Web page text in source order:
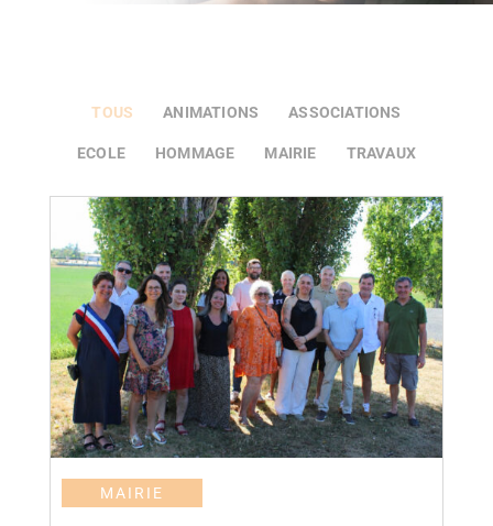
TOUS ANIMATIONS ASSOCIATIONS
ECOLE HOMMAGE MAIRIE TRAVAUX
MAIRIE